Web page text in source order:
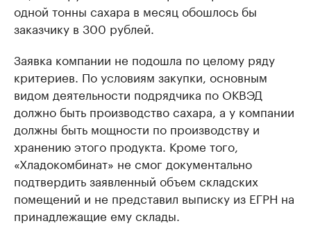
одной тонны сахара в месяц обошлось бы
заказчику в 300 рублей.
Заявка компании не подошла по целому ряду
критериев. По условиям закупки, основным
видом деятельности подрядчика по ОКВЭД
должно быть производство сахара, а у компании
должны быть мощности по производству и
хранению этого продукта. Кроме того,
«Хладокомбинат» не смог документально
подтвердить заявленный объем складских
помещений и не представил выписку из ЕГРН на
принадлежащие ему склады.